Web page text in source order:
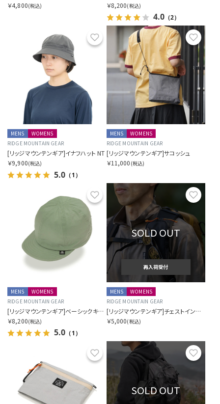
￥4,800(税込)
￥8,200(税込)
4.0（2）
お気に入り
MENS
WOMENS
RIDGE MOUNTAIN GEAR
[リッジマウンテンギア]イナフハット NT
￥9,900(税込)
5.0 （1）
お気
MENS
WOMENS
RIDGE MOUNTAIN GEAR
[リッジマウンテンギア]サコッシュ
￥11,000 (税込)
お気に入り
MENS
WOMENS
RIDGE MOUNTAIN GEAR
[リッジマウンテンギア]ベーシックキャップ NT エクストラ
￥8,200(税込)
5.0 （1）
SOLD OUT
再入荷受付
MENS
WOMENS
RIDGE MOUNTAIN GEAR
[リッジマウンテンギア]チェストインクリース
￥5,000(税込)
お気に入り お気
SOLD OUT